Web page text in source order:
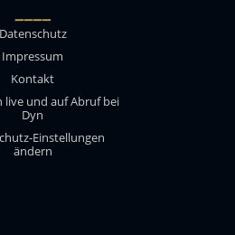
____
Datenschutz
Impressum
Kontakt
live und auf Abruf bei
Dyn
Einstellungen
ändern